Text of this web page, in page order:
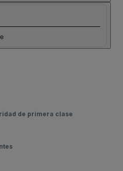
de primera clase